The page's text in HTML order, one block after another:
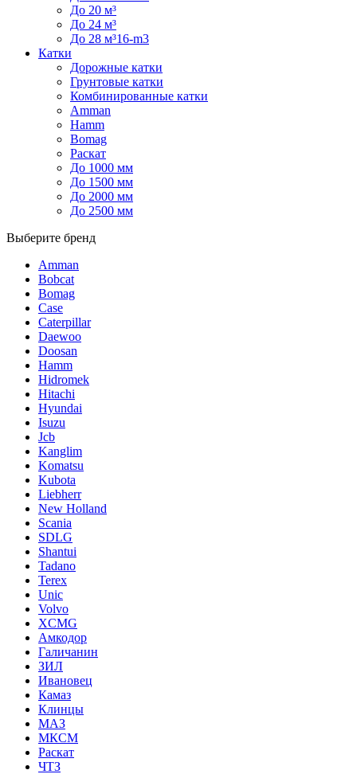
До 20 м³
До 24 м³
До 28 м³16-m3
Катки
Дорожные катки
Грунтовые катки
Комбинированные катки
Amman
Hamm
Bomag
Раскат
До 1000 мм
До 1500 мм
До 2000 мм
До 2500 мм
Выберите бренд
Amman
Bobcat
Bomag
Case
Caterpillar
Daewoo
Doosan
Hamm
Hidromek
Hitachi
Hyundai
Isuzu
Jcb
Kanglim
Komatsu
Kubota
Liebherr
New Holland
Scania
SDLG
Shantui
Tadano
Terex
Unic
Volvo
XCMG
Амкодор
Галичанин
ЗИЛ
Ивановец
Камаз
Клинцы
МАЗ
МКСМ
Раскат
ЧТЗ